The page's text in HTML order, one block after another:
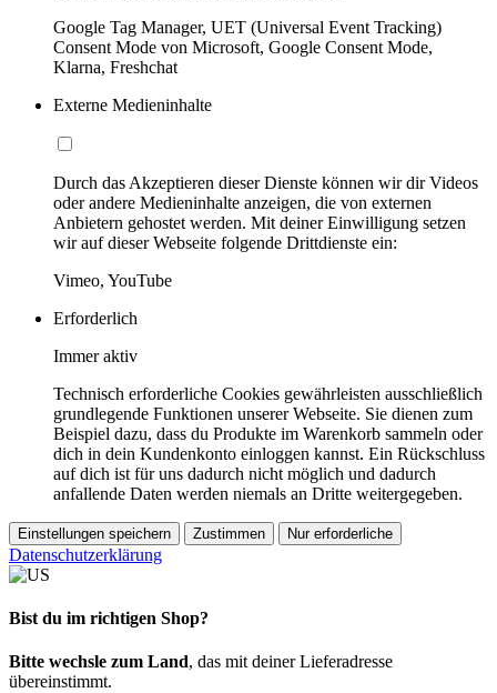
Google Tag Manager, UET (Universal Event Tracking)
Consent Mode von Microsoft, Google Consent Mode,
Klarna, Freshchat
Externe Medieninhalte
Durch das Akzeptieren dieser Dienste können wir dir Videos
oder andere Medieninhalte anzeigen, die von externen
Anbietern gehostet werden. Mit deiner Einwilligung setzen
wir auf dieser Webseite folgende Drittdienste ein:
Vimeo, YouTube
Erforderlich
Immer aktiv
Technisch erforderliche Cookies gewährleisten ausschließlich
grundlegende Funktionen unserer Webseite. Sie dienen zum
Beispiel dazu, dass du Produkte im Warenkorb sammeln oder
dich in dein Kundenkonto einloggen kannst. Ein Rückschluss
auf dich ist für uns dadurch nicht möglich und dadurch
anfallende Daten werden niemals an Dritte weitergegeben.
Einstellungen speichern Zustimmen Nur erforderliche
Datenschutzerklärung
Bist du im richtigen Shop?
Bitte wechsle zum Land, das mit deiner Lieferadresse
übereinstimmt.